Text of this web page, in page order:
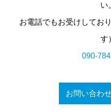
い
お電話でもお受けしてお
す
090-
お問い合わ